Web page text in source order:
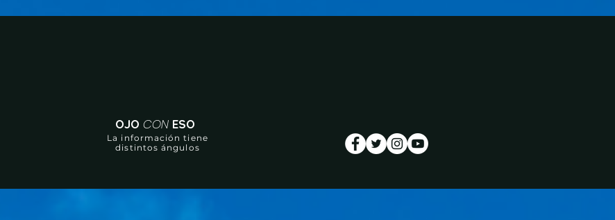
OJO CON ESO
La información tiene
distintos ángulos